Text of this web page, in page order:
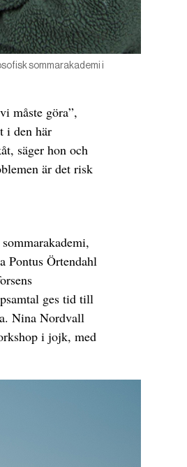
sommarakademi i
måste göra”,
i den här
säger hon och
är det risk
Pontus Örtendahl
ges tid till
Nina Nordvall
i jojk, med